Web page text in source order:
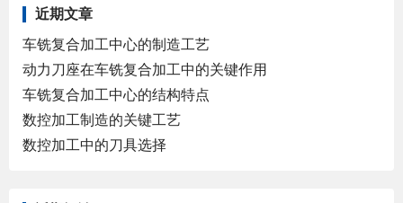
近期文章
车铣复合加工中心的制造工艺
动力刀座在车铣复合加工中的关键作用
车铣复合加工中心的结构特点
数控加工制造的关键工艺
数控加工中的刀具选择